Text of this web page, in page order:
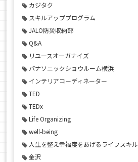
カジタク
スキルアッププログラム
JALO防災収納部
Q&A
リユースオーガナイズ
パナソニックショウルーム横浜
インテリアコーディネーター
TED
TEDx
Life Organizing
well-being
人生を整え幸福度をあげるライフスキル
金沢